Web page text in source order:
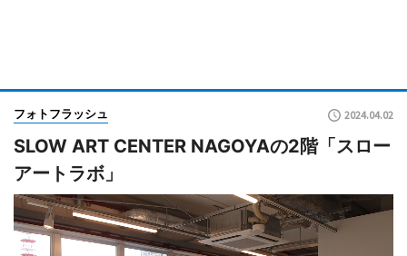
フォトフラッシュ 2024.04.02
SLOW ART CENTER NAGOYAの2階「スロー
アートラボ」